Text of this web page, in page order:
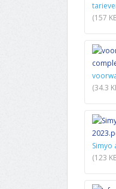
(157
(34.3
Simyo
(123